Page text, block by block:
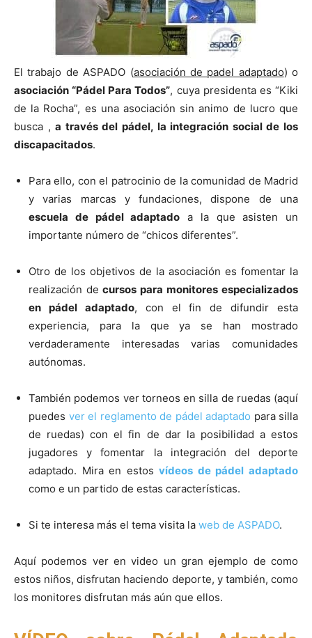
El trabajo de ASPADO (asociación de padel adaptado) o
asociación “Pádel Para Todos”, cuya presidenta es “Kiki
de la Rocha”, es una asociación sin animo de lucro que
busca ,a través del pádel, la integración social de los
discapacitados.
Para ello, con el patrocinio de la comunidad de Madrid
y varias marcas y fundaciones, dispone de una
escuela de pádel adaptado a la que asisten un
importante número de “chicos diferentes”.
Otro de los objetivos de la asociación es fomentar la
realización de cursos para monitores especializados
en pádel adaptado, con el fin de difundir esta
experiencia, para la que ya se han mostrado
verdaderamente interesadas varias comunidades
autónomas.
También podemos ver torneos en silla de ruedas (aquí
puedes ver el reglamento de pádel adaptado para silla
de ruedas) con el fin de dar la posibilidad a estos
jugadores y fomentar la integración del deporte
adaptado. Mira en estosvídeos de pádel adaptado
como e un partido de estas características.
Si te interesa más el tema visita la web de ASPADO.
Aquí podemos ver en video un gran ejemplo de como
estos niños, disfrutan haciendo deporte, y también, como
los monitores disfrutan más aún que ellos.